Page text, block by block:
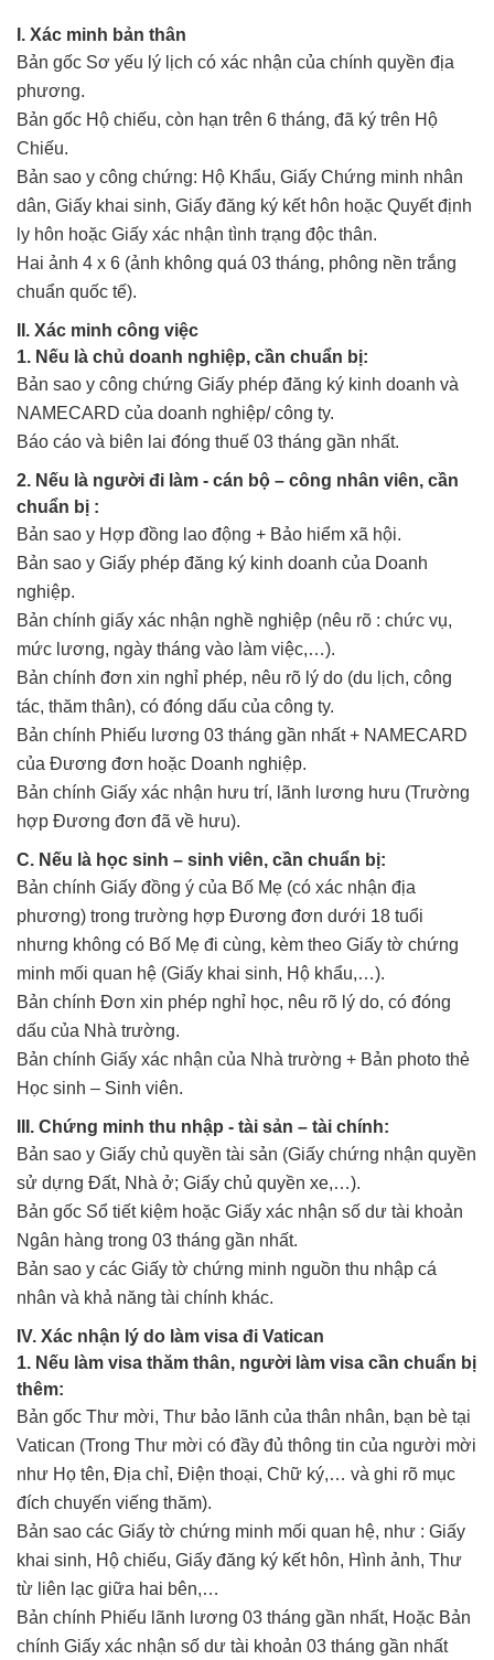
I. Xác minh bản thân
Bản gốc Sơ yếu lý lịch có xác nhận của chính quyền địa
phương.
Bản gốc Hộ chiếu, còn hạn trên 6 tháng, đã ký trên Hộ
Chiếu.
Bản sao y công chứng: Hộ Khẩu, Giấy Chứng minh nhân
dân, Giấy khai sinh, Giấy đăng ký kết hôn hoặc Quyết định
ly hôn hoặc Giấy xác nhận tình trạng độc thân.
Hai ảnh 4 x 6 (ảnh không quá 03 tháng, phông nền trắng
chuẩn quốc tế).
II. Xác minh công việc
1. Nếu là chủ doanh nghiệp, cần chuẩn bị:
Bản sao y công chứng Giấy phép đăng ký kinh doanh và
NAMECARD của doanh nghiệp/ công ty.
Báo cáo và biên lai đóng thuế 03 tháng gần nhất.
2. Nếu là người đi làm - cán bộ – công nhân viên, cần
chuẩn bị :
Bản sao y Hợp đồng lao động + Bảo hiểm xã hội.
Bản sao y Giấy phép đăng ký kinh doanh của Doanh
nghiệp.
Bản chính giấy xác nhận nghề nghiệp (nêu rõ : chức vụ,
mức lương, ngày tháng vào làm việc,…).
Bản chính đơn xin nghỉ phép, nêu rõ lý do (du lịch, công
tác, thăm thân), có đóng dấu của công ty.
Bản chính Phiếu lương 03 tháng gần nhất + NAMECARD
của Đương đơn hoặc Doanh nghiệp.
Bản chính Giấy xác nhận hưu trí, lãnh lương hưu (Trường
hợp Đương đơn đã về hưu).
C. Nếu là học sinh – sinh viên, cần chuẩn bị:
Bản chính Giấy đồng ý của Bố Mẹ (có xác nhận địa
phương) trong trường hợp Đương đơn dưới 18 tuổi
nhưng không có Bố Mẹ đi cùng, kèm theo Giấy tờ chứng
minh mối quan hệ (Giấy khai sinh, Hộ khẩu,…).
Bản chính Đơn xin phép nghỉ học, nêu rõ lý do, có đóng
dấu của Nhà trường.
Bản chính Giấy xác nhận của Nhà trường + Bản photo thẻ
Học sinh – Sinh viên.
III. Chứng minh thu nhập - tài sản – tài chính:
Bản sao y Giấy chủ quyền tài sản (Giấy chứng nhận quyền
sử dựng Đất, Nhà ở; Giấy chủ quyền xe,…).
Bản gốc Sổ tiết kiệm hoặc Giấy xác nhận số dư tài khoản
Ngân hàng trong 03 tháng gần nhất.
Bản sao y các Giấy tờ chứng minh nguồn thu nhập cá
nhân và khả năng tài chính khác.
IV. Xác nhận lý do làm visa đi Vatican
1. Nếu làm visa thăm thân, người làm visa cần chuẩn bị
thêm:
Bản gốc Thư mời, Thư bảo lãnh của thân nhân, bạn bè tại
Vatican (Trong Thư mời có đầy đủ thông tin của người mời
như Họ tên, Địa chỉ, Điện thoại, Chữ ký,… và ghi rõ mục
đích chuyến viếng thăm).
Bản sao các Giấy tờ chứng minh mối quan hệ, như : Giấy
khai sinh, Hộ chiếu, Giấy đăng ký kết hôn, Hình ảnh, Thư
từ liên lạc giữa hai bên,…
Bản chính Phiếu lãnh lương 03 tháng gần nhất, Hoặc Bản
chính Giấy xác nhận số dư tài khoản 03 tháng gần nhất